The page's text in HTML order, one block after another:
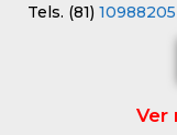
Tels. (81) 10988205
Ver